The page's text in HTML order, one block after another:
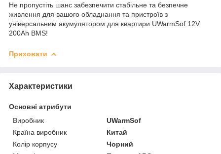
Не пропустіть шанс забезпечити стабільне та безпечне
живлення для вашого обладнання та пристроїв з
універсальним акумулятором для квартири UWarmSof 12V
200Ah BMS!
Приховати
Характеристики
Основні атрибути
Виробник
UWarmSof
Країна виробник
Китай
Колір корпусу
Чорний